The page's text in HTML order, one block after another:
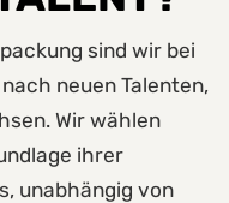
sind wir bei
neuen Talenten,
Wir wählen
ihrer
unabhängig von